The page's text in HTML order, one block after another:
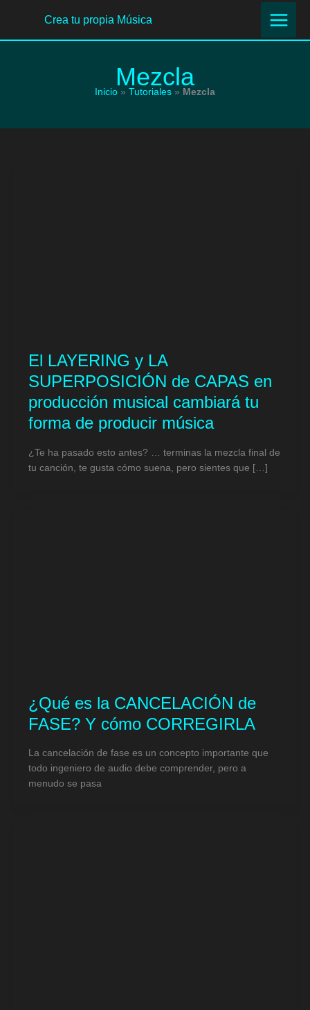
contenido
Crea tu propia Música
Mezcla
Inicio » Tutoriales » Mezcla
El LAYERING y LA
SUPERPOSICIÓN de CAPAS en
producción musical cambiará tu
forma de producir música
¿Te ha pasado esto antes? … terminas la mezcla final de
tu canción, te gusta cómo suena, pero sientes que […]
¿Qué es la CANCELACIÓN de
FASE? Y cómo CORREGIRLA
La cancelación de fase es un concepto importante que
todo ingeniero de audio debe comprender, pero a
menudo se pasa